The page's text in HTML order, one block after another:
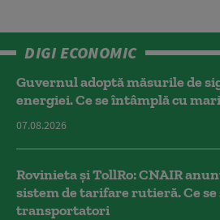
DIGI ECONOMIC
Guvernul adoptă măsurile de
energiei. Ce se întâmplă cu
07.08.2026
Rovinieta și TollRo: CNAIR
sistem de tarifare rutieră. Ce
transportatori